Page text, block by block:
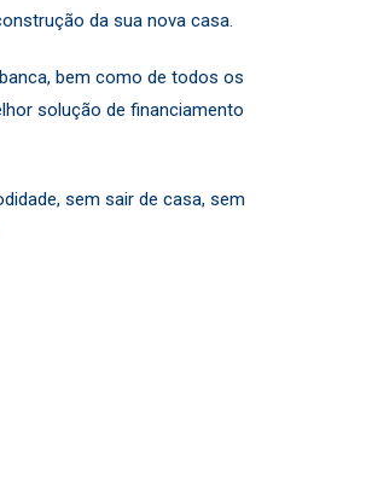
da sua nova casa.
bem como de todos os
solução de financiamento
sem sair de casa, sem